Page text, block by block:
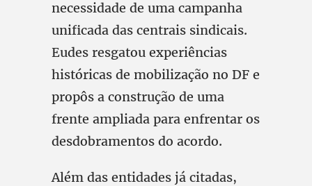
necessidade de uma campanha
unificada das centrais sindicais.
Eudes resgatou experiências
históricas de mobilização no DF e
propôs a construção de uma
frente ampliada para enfrentar os
desdobramentos do acordo.
Além das entidades já citadas,